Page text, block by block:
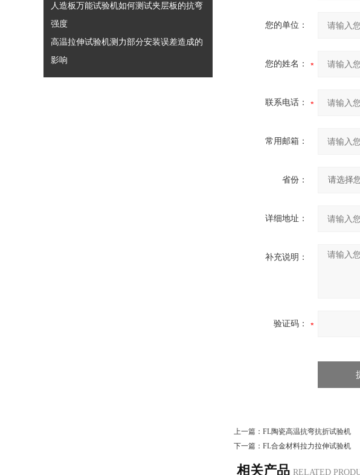
人造板万能试验机如何测试夹层板的抗弯
强度
高温拉伸试验机测力部分安装误差造成的
影响
您的单位：
您的姓名：
联系电话：
常用邮箱：
省份：
详细地址：
补充说明：
验证码：
上一篇： FL陶瓷高温抗弯抗折试验机
下一篇： FL合金材料拉力拉伸试验机
相关产品 RELATED